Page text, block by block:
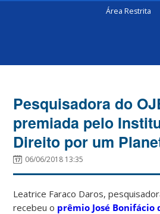
Área Restrita
Pesquisadora do
premiada pelo
Direito por um
06/06/2018 13:35
Leatrice Faraco Daros,
recebeu o prêmio José Bonifácio